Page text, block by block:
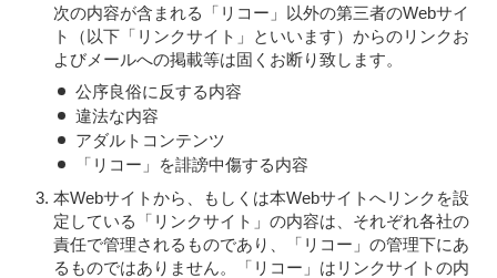
次の内容が含まれる「リコー」以外の第三者のWebサイ
ト（以下「リンクサイト」といいます）からのリンクお
よびメールへの掲載等は固くお断り致します。
公序良俗に反する内容
違法な内容
アダルトコンテンツ
「リコー」を誹謗中傷する内容
本Webサイトから、もしくは本Webサイトへリンクを設
定している「リンクサイト」の内容は、それぞれ各社の
責任で管理されるものであり、「リコー」の管理下にあ
るものではありません。「リコー」はリンクサイトの内